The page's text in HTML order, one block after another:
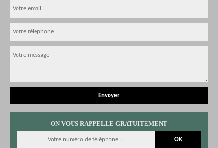
ON VOUS RAPPELLE GRATUITEMENT